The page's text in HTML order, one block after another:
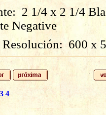
2 1/4 x 2 1/4
Negative
600 x
3 4